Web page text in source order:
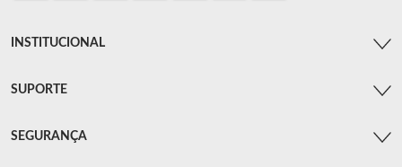
INSTITUCIONAL
SUPORTE
SEGURANÇA